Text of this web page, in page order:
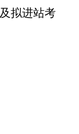
及拟进站考